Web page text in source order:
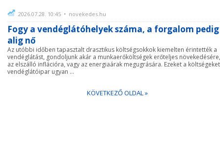
2026.07.28. 10:45 • novekedes.hu
Fogy a vendéglátóhelyek száma, a forgalom pedig
alig nő
Az utóbbi időben tapasztalt drasztikus költségsokkok kiemelten érintették a
vendéglátást, gondoljunk akár a munkaerőköltségek erőteljes növekedésére,
az elszálló inflációra, vagy az energiaárak megugrására. Ezeket a
vendéglátóipar ugyan ...
KÖVETKEZŐ OLDAL »